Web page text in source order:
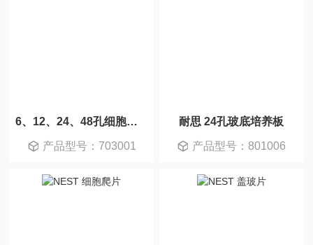
6、12、24、48孔细胞培养板，平底，TC处理
产品型号：703001
耐思 24孔玻底培养板
产品型号：801006